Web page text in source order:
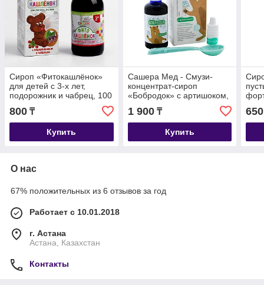
Сироп «Фитокашлёнок»
для детей с 3-х лет,
подорожник и чабрец, 100
800 ₸
Купить
Сашера Мед - Смузи-
концентрат-сироп
«Бобродок» с артишоком,
здоровая печень, 50 мл
1 900₸
Купить
650
О нас
67% положительных из 6 отзывов за год
Работает с 10.01.2018
г. Астана
Астана, Казахстан
Контакты